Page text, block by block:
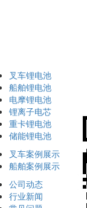
叉车锂电池
船舶锂电池
电摩锂电池
锂离子电芯
重卡锂电池
储能锂电池
叉车案例展示
船舶案例展示
公司动态
行业新闻